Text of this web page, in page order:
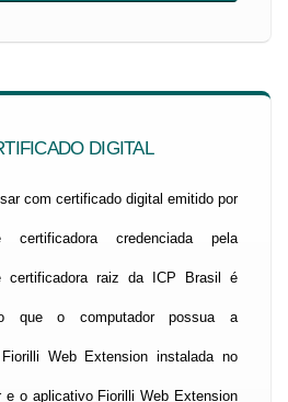
DIGITAL
com certificado digital emitido por
certificadora credenciada pela
certificadora raiz da ICP Brasil é
que o computador possua a
Web Extension instalada no
e o aplicativo Fiorilli Web Extension